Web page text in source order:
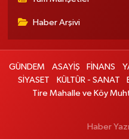
Haber Arşivi
GÜNDEM ASAYİŞ FİNANS
SİYASET
KÜLTÜR - SANAT
Tire Mahalle ve Köy
Haber